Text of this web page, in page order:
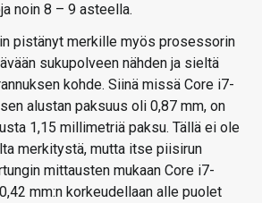
noin 8 – 9 asteella.
pistänyt merkille myös prosessorin
sukupolveen nähden ja sieltä
kohde. Siinä missä Core i7-
alustan paksuus oli 0,87 mm, on
1,15 millimetriä paksu. Tällä ei ole
merkitystä, mutta itse piisirun
mittausten mukaan Core i7-
mm:n korkeudellaan alle puolet